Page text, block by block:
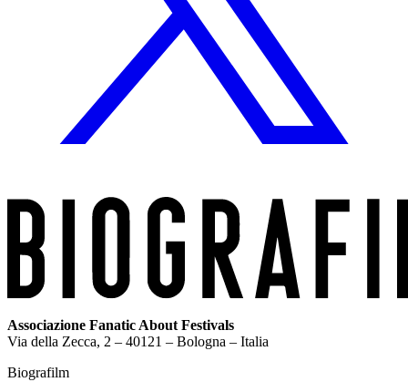
Associazione Fanatic About Festivals
Via della Zecca, 2 – 40121 – Bologna – Italia
Biografilm